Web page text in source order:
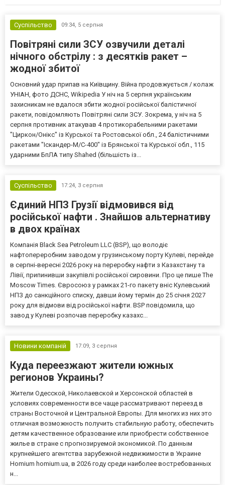
Суспільство 09:34, 5 серпня
Повітряні сили ЗСУ озвучили деталі
нічного обстрілу : з десятків ракет –
жодної збитої
Основний удар припав на Київщину. Війна продовжується / колаж
УНІАН, фото ДСНС, Wikipedia У ніч на 5 серпня українським
захисникам не вдалося збити жодної російської балістичної
ракети, повідомляють Повітряні сили ЗСУ. Зокрема, у ніч на 5
серпня противник атакував 4 протикорабельними ракетами
"Циркон/Онікс" із Курської та Ростовської обл., 24 балістичними
ракетами "Іскандер-М/С-400" із Брянської та Курської обл., 115
ударними БпЛА типу Shahed (більшість із...
Суспільство 17:24, 3 серпня
Єдиний НПЗ Грузії відмовився від
російської нафти . Знайшов альтернативу
в двох країнах
Компанія Black Sea Petroleum LLC (BSP), що володіє
нафтопереробним заводом у грузинському порту Кулеві, перейде
в серпні-вересні 2026 року на переробку нафти з Казахстану та
Лівії, припинивши закупівлі російської сировини. Про це пише The
Moscow Times. Євросоюз у рамках 21-го пакету вніс Кулевський
НПЗ до санкційного списку, давши йому термін до 25 січня 2027
року для відмови від російської нафти. BSP повідомила, що
завод у Кулеві розпочав переробку казахс...
Новини компаній 17:09, 3 серпня
Куда переезжают жители южных
регионов Украины?
Жители Одесской, Николаевской и Херсонской областей в
условиях современности все чаще рассматривают переезд в
страны Восточной и Центральной Европы. Для многих из них это
отличная возможность получить стабильную работу, обеспечить
детям качественное образование или приобрести собственное
жилье в стране с прогнозируемой экономикой. По данным
крупнейшего агентства зарубежной недвижимости в Украине
Homium homium.ua, в 2026 году среди наиболее востребованных
н...